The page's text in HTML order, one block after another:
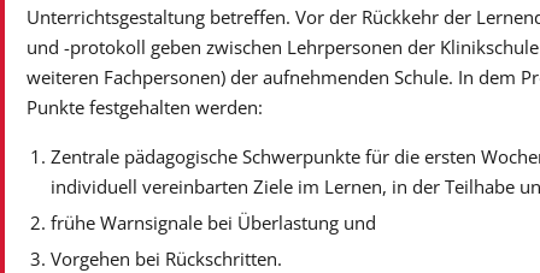
Unterrichtsgestaltung betreffen. Vor der Rückkehr der
und -protokoll geben zwischen Lehrpersonen der
weiteren Fachpersonen) der aufnehmenden Schule. In dem
Punkte festgehalten werden:
Zentrale pädagogische Schwerpunkte für die ersten
individuell vereinbarten Ziele im Lernen, in der Teilhabe
frühe Warnsignale bei Überlastung und
Vorgehen bei Rückschritten.